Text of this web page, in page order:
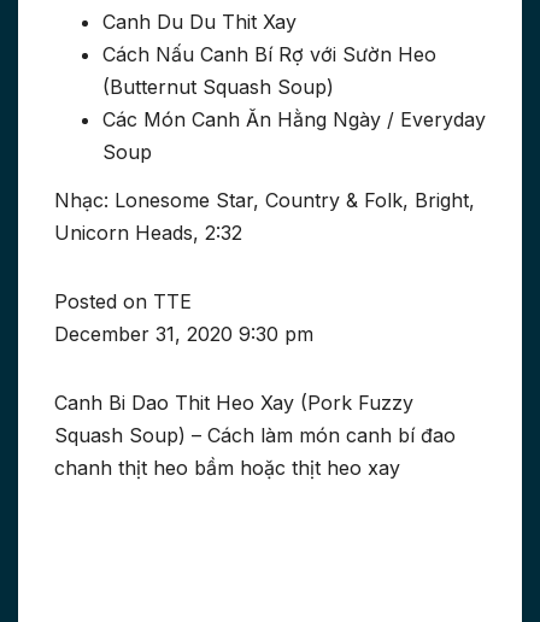
Canh Du Du Thit Xay
Cách Nấu Canh Bí Rợ với Sườn Heo
(Butternut Squash Soup)
Các Món Canh Ăn Hằng Ngày / Everyday
Soup
Nhạc: Lonesome Star, Country & Folk, Bright,
Unicorn Heads, 2:32
Posted on TTE
December 31, 2020 9:30 pm
Canh Bi Dao Thit Heo Xay (Pork Fuzzy
Squash Soup) – Cách làm món canh bí đao
chanh thịt heo bầm hoặc thịt heo xay